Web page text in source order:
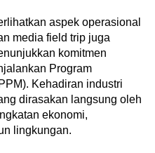
aspek operasional
media field trip juga
komitmen
Program
Kehadiran industri
dirasakan langsung oleh
ekonomi,
lingkungan.